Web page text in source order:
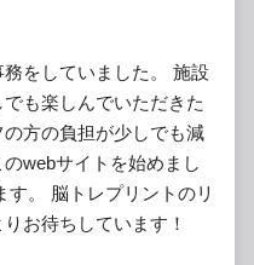
をしていました。 施設
も楽しんでいただきた
方の負担が少しでも減
webサイトを始めまし
。 脳トレプリントのリ
お待ちしています！